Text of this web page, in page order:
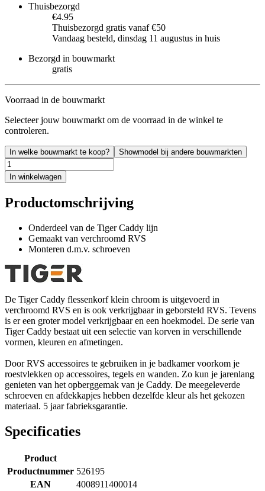
Thuisbezorgd
€4.95
Thuisbezorgd gratis vanaf €50
Vandaag besteld, dinsdag 11 augustus in huis
Bezorgd in bouwmarkt
gratis
Voorraad in de bouwmarkt
Selecteer jouw bouwmarkt om de voorraad in de winkel te
controleren.
In welke bouwmarkt te koop? Showmodel bij andere bouwmarkten
In winkelwagen
Productomschrijving
Onderdeel van de Tiger Caddy lijn
Gemaakt van verchroomd RVS
Monteren d.m.v. schroeven
De Tiger Caddy flessenkorf klein chroom is uitgevoerd in
verchroomd RVS en is ook verkrijgbaar in geborsteld RVS. Tevens
is er een groter model verkrijgbaar en een hoekmodel. De serie van
Tiger Caddy bestaat uit een selectie van korven in verschillende
vormen, kleuren en afmetingen.
Door RVS accessoires te gebruiken in je badkamer voorkom je
roestvlekken op accessoires, tegels en wanden. Zo kun je jarenlang
genieten van het opberggemak van je Caddy. De meegeleverde
schroeven en afdekkapjes hebben dezelfde kleur als het gekozen
materiaal. 5 jaar fabrieksgarantie.
Specificaties
Product
Productnummer 526195
EAN
4008911400014